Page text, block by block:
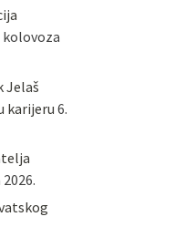
kolovoza
Jelaš
karijeru 6.